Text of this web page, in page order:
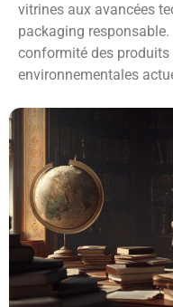
vitrines aux avancées
packaging
conformité des produits
environnementales